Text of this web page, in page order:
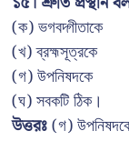
(ক) ভগবদ্গীতাকে
(খ) ব্রহ্মসূত্রকে
(গ) উপনিষদকে
(ঘ) সবকটি ঠিক।
উত্তরঃ(গ)